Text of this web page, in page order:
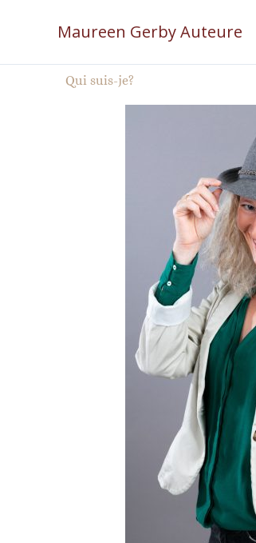
Maureen Gerby Auteure
Qui suis-je?